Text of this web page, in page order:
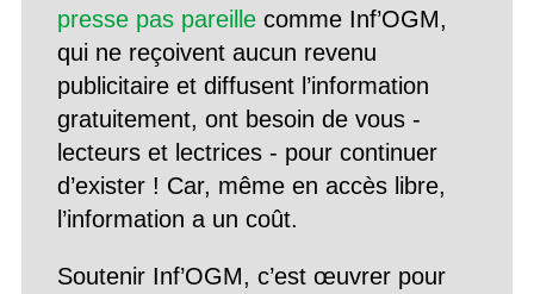
presse pas pareillecomme Inf’OGM,
qui ne reçoivent aucun revenu
publicitaire et diffusent l’information
gratuitement, ont besoin de vous -
lecteurs et lectrices - pour continuer
d’exister ! Car, même en accès libre,
l’information a un coût.
Soutenir Inf’OGM, c’est œuvrer pour